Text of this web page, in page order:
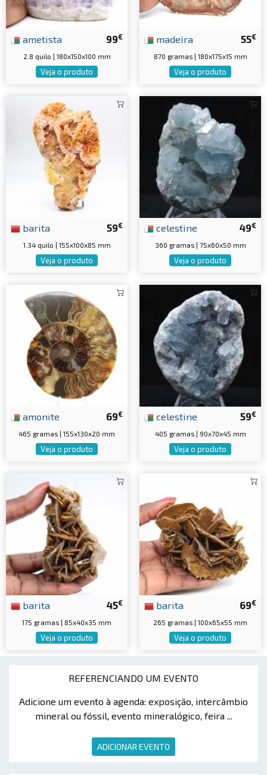
REFERENCIANDO UM EVENTO
Adicione um evento à agenda: exposição, intercâmbio
mineral ou fóssil, evento mineralógico, feira ...
ADICIONAR EVENTO
99€
ametista
2.8 quilo | 180x150x100 mm
Veja o produto
55€
madeira
870 gramas | 180x175x15 mm
Veja o produto
59€
barita
1.34 quilo | 155x100x85 mm
Veja o produto
49€
celestine
360 gramas | 75x60x50 mm
Veja o produto
69€
amonite
465 gramas | 155x130x20 mm
Veja o produto
59€
celestine
405 gramas | 90x70x45 mm
Veja o produto
45€
barita
175 gramas | 85x40x35 mm
Veja o produto
69€
barita
265 gramas | 100x65x55 mm
Veja o produto